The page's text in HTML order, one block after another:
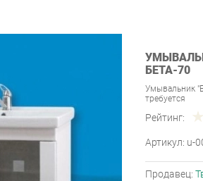
БЕТА-70
Умывальник
требуется
Рейтинг:
Артикул: u-
Продавец: